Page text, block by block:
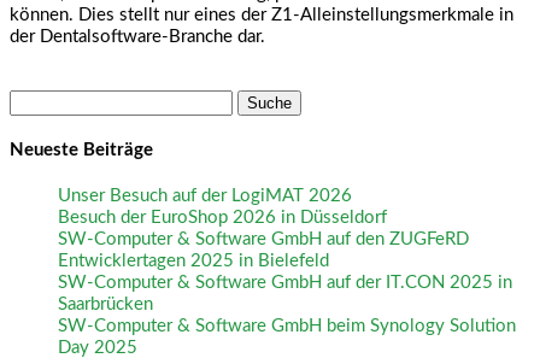
können. Dies stellt nur eines der Z1-Alleinstellungsmerkmale in
der Dentalsoftware-Branche dar.
nach:
Neueste Beiträge
Unser Besuch auf der LogiMAT 2026
Besuch der EuroShop 2026 in Düsseldorf
SW-Computer & Software GmbH auf den ZUGFeRD
Entwicklertagen 2025 in Bielefeld
SW-Computer & Software GmbH auf der IT.CON 2025 in
Saarbrücken
SW-Computer & Software GmbH beim Synology Solution
Day 2025